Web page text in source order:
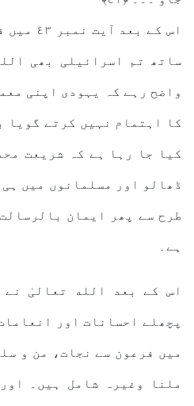
اس کے
ساتھ تم اسرائیلی بھی
واضح رہے کہ یہودی اپنی
کا اہتمام نہیں کرتے گویا
کیا جا رہا ہے کہ شریعت
ڈھالو اور مسلمانوں میں
طرح سے پھر ایمان
ہے۔
اس کے بعد الله تعالیٰ
پچھلے احسانات اور
میں فرعون سے نجات، من و